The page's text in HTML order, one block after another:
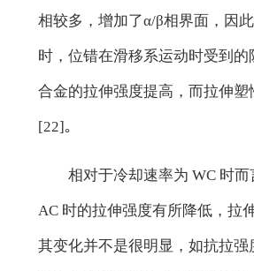
相较多，增加了α/β相界面，因
时，位错在滑移系运动时受到的
合金的拉伸强度提高，而拉伸塑
[22]｡
相对于冷却速率为 WC 时
AC 时的拉伸强度有所降低，拉
其变化并不是很明显，如抗拉强